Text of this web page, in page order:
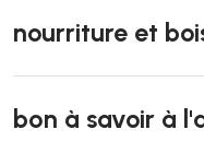
nourriture et
bon à savoir à